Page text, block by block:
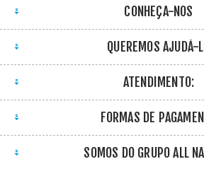
CONHEÇA-NOS
QUEREMOS AJUDÁ-
ATENDIMENTO:
FORMAS DE
SOMOS DO GRUPO ALL